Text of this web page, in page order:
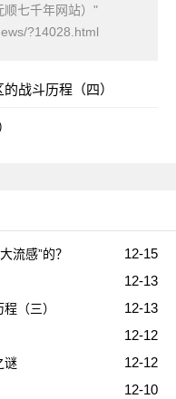
顺七千年网站）"
?14028.html
战斗历程（四）
12-15
流感”的？
12-13
12-13
（三）
12-12
12-12
谜
12-10